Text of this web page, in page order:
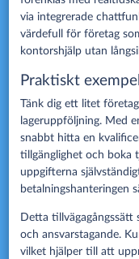
via integrerade
värdefull för företag
kontorshjälp utan
Praktiskt
Tänk dig ett litet
lageruppföljning. Med
snabbt hitta en
tillgänglighet och boka
uppgifterna
betalningshanteringen
Detta tillvägagångssätt
och ansvarstagande.
vilket hjälper till att